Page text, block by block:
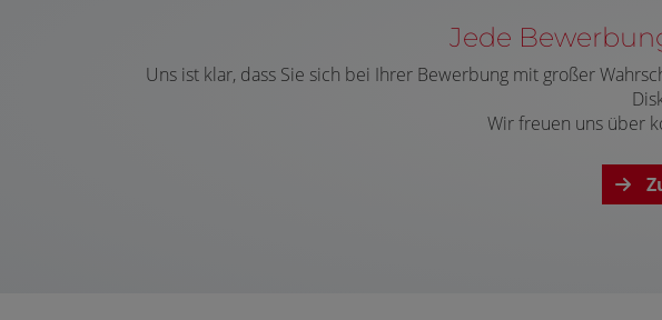
Jede
Uns ist klar, dass Sie sich bei Ihrer Bewerbung mit großer
Wir freuen uns über